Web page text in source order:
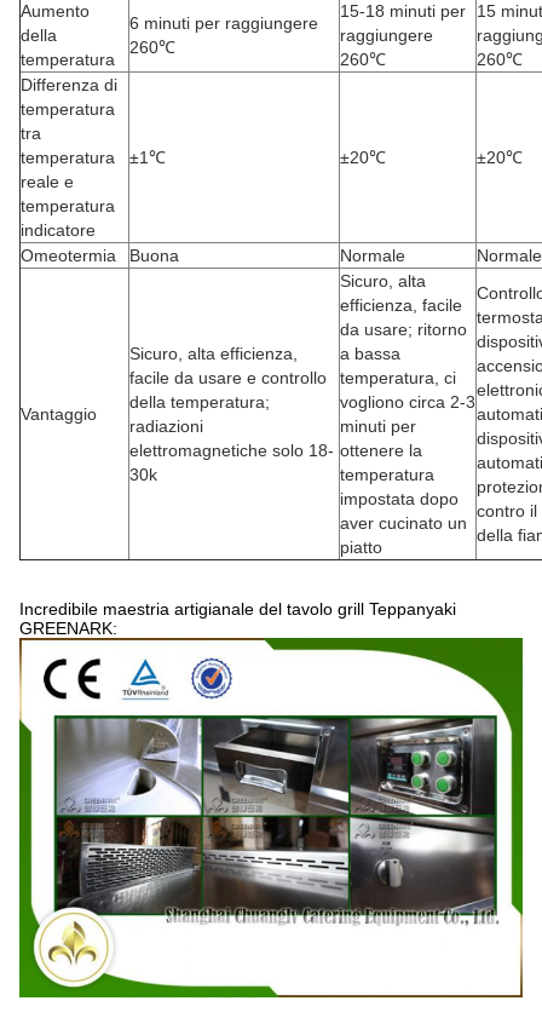
Aumento
della
temperatura
6 minuti per raggiungere
260℃
15-18 minuti per
raggiungere
260℃
15
260℃
Differenza di
temperatura
tra
temperatura
reale e
temperatura
indicatore
±1℃ ±20℃ ±20℃
Omeotermia Buona Normale Normale
Vantaggio
Sicuro, alta efficienza,
facile da usare e controllo
della temperatura;
radiazioni
elettromagnetiche solo 18-
30k
Sicuro, alta
efficienza, facile
da usare; ritorno
a bassa
temperatura, ci
vogliono circa 2-3
minuti per
ottenere la
temperatura
impostata dopo
aver cucinato un
piatto
contro il
della
Incredibile maestria artigianale del tavolo grill Teppanyaki
GREENARK: